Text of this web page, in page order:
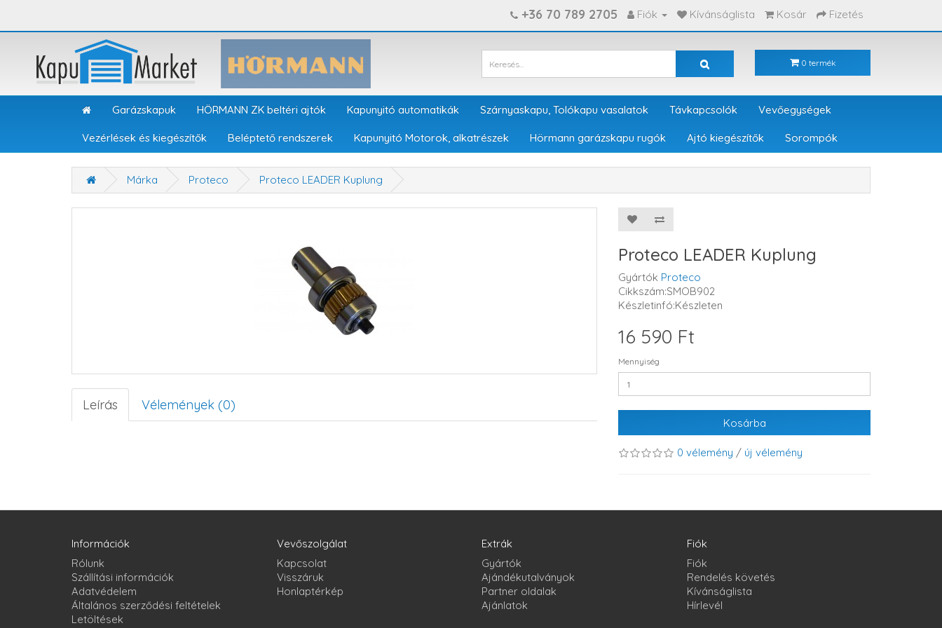
+36 70 789 2705 Fiók Kívánságlista Kosár Fizetés
0 termék
Garázskapuk HÖRMANN ZK beltéri ajtók Kapunyitó automatikák Szárnyaskapu, Tolókapu vasalatok Távkapcsolók Vevőegységek
Vezérlések és kiegészítők Beléptető rendszerek Kapunyitó Motorok, alkatrészek Hörmann garázskapu rugók Ajtó kiegészítők Sorompók
Márka Proteco Proteco LEADER Kuplung
Leírás Vélemények (0)
Proteco LEADER Kuplung
Gyártók Proteco
Cikkszám:SMOB902
Készletinfó:Készleten
16 590 Ft
Mennyiség
Kosárba
0 vélemény / új vélemény
Információk
Rólunk
Szállítási információk
Adatvédelem
Általános szerződési feltételek
Letöltések
Vevőszolgálat
Kapcsolat
Visszáruk
Honlaptérkép
Extrák
Gyártók
Ajándékutalványok
Partner oldalak
Ajánlatok
Fiók
Fiók
Rendelés követés
Kívánságlista
Hírlevél